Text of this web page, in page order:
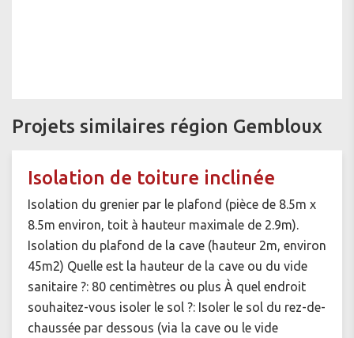
Projets similaires région Gembloux
Isolation de toiture inclinée
Isolation du grenier par le plafond (pièce de 8.5m x
8.5m environ, toit à hauteur maximale de 2.9m).
Isolation du plafond de la cave (hauteur 2m, environ
45m2) Quelle est la hauteur de la cave ou du vide
sanitaire ?: 80 centimètres ou plus À quel endroit
souhaitez-vous isoler le sol ?: Isoler le sol du rez-de-
chaussée par dessous (via la cave ou le vide